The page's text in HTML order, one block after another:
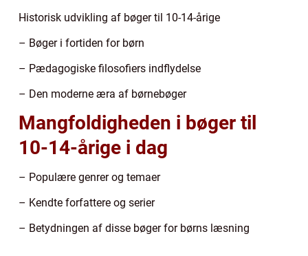
Historisk udvikling af bøger til 10-14-årige
– Bøger i fortiden for børn
– Pædagogiske filosofiers indflydelse
– Den moderne æra af børnebøger
Mangfoldigheden i bøger til
10-14-årige i dag
– Populære genrer og temaer
– Kendte forfattere og serier
– Betydningen af disse bøger for børns læsning